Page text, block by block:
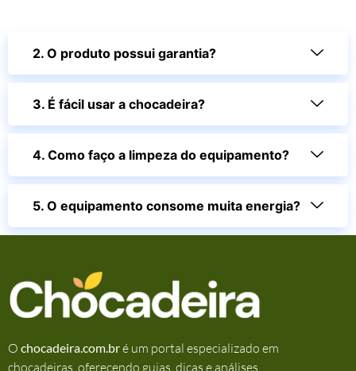
2. O produto possui garantia?
3. É fácil usar a chocadeira?
4. Como faço a limpeza do equipamento?
5. O equipamento consome muita energia?
O chocadeira.com.bré um portal especializado em
chocadeiras, oferecendo guias, dicas e análises